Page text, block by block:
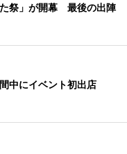
祭」が開幕 最後の出陣
中にイベント初出店